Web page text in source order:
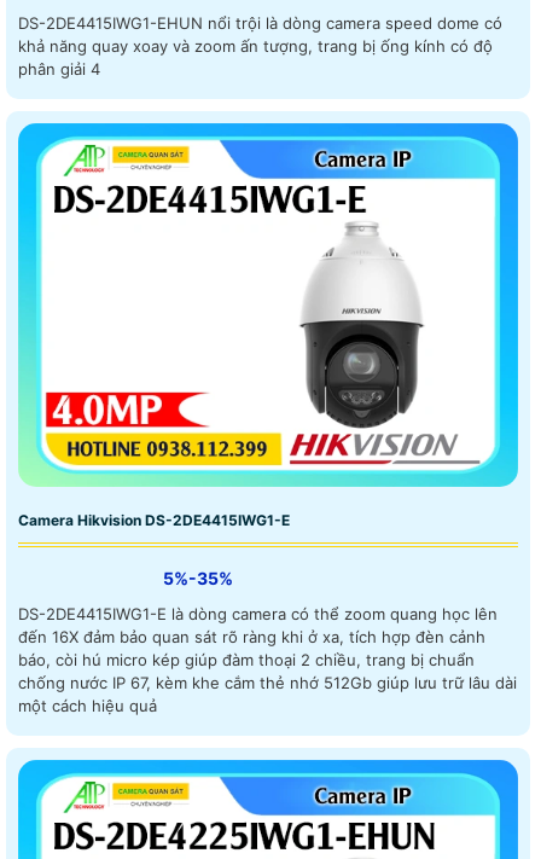
DS-2DE4415IWG1-EHUN nổi trội là dòng camera speed dome có
khả năng quay xoay và zoom ấn tượng, trang bị ống kính có độ
phân giải 4
Camera Hikvision DS-2DE4415IWG1-E
5%-35%
DS-2DE4415IWG1-E là dòng camera có thể zoom quang học lên
đến 16X đảm bảo quan sát rõ ràng khi ở xa, tích hợp đèn cảnh
báo, còi hú micro kép giúp đàm thoại 2 chiều, trang bị chuẩn
chống nước IP 67, kèm khe cắm thẻ nhớ 512Gb giúp lưu trữ lâu dài
một cách hiệu quả